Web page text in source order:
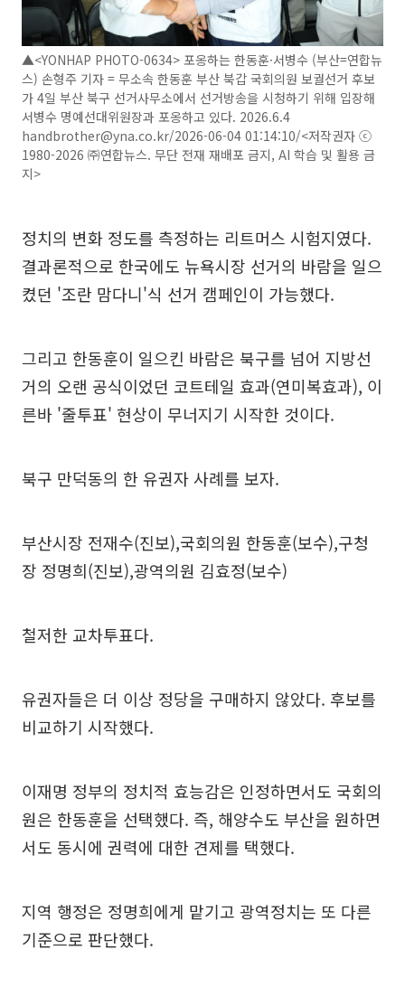
▲<YONHAP PHOTO-0634> 포옹하는 한동훈·서병수 (부산=연합뉴
스) 손형주 기자 = 무소속 한동훈 부산 북갑 국회의원 보궐선거 후보
가 4일 부산 북구 선거사무소에서 선거방송을 시청하기 위해 입장해
서병수 명예선대위원장과 포옹하고 있다. 2026.6.4
handbrother@yna.co.kr/2026-06-04 01:14:10/<저작권자 ⓒ
1980-2026 ㈜연합뉴스. 무단 전재 재배포 금지, AI 학습 및 활용 금
지>
정치의 변화 정도를 측정하는 리트머스 시험지였다.
결과론적으로 한국에도 뉴욕시장 선거의 바람을 일으
켰던 '조란 맘다니'식 선거 캠페인이 가능했다.
그리고 한동훈이 일으킨 바람은 북구를 넘어 지방선
거의 오랜 공식이었던 코트테일 효과(연미복효과), 이
른바 '줄투표' 현상이 무너지기 시작한 것이다.
북구 만덕동의 한 유권자 사례를 보자.
부산시장 전재수(진보),국회의원 한동훈(보수),구청
장 정명희(진보),광역의원 김효정(보수)
철저한 교차투표다.
유권자들은 더 이상 정당을 구매하지 않았다. 후보를
비교하기 시작했다.
이재명 정부의 정치적 효능감은 인정하면서도 국회의
원은 한동훈을 선택했다. 즉, 해양수도 부산을 원하면
서도 동시에 권력에 대한 견제를 택했다.
지역 행정은 정명희에게 맡기고 광역정치는 또 다른
기준으로 판단했다.